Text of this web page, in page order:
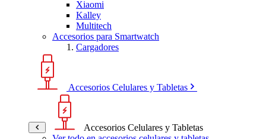
Xiaomi
Kalley
Multitech
Accesorios para Smartwatch
Cargadores
Accesorios Celulares y Tabletas
Accesorios Celulares y Tabletas